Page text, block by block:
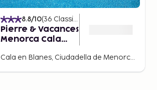
8.8/10(36 Classificações
Pierre & Vacances
Menorca Cala
Cala en Blanes, Ciudadella de Menorca, Espanha